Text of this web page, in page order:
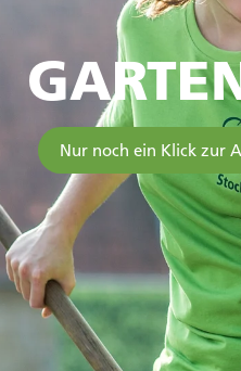
Nur noch ein Klick zur